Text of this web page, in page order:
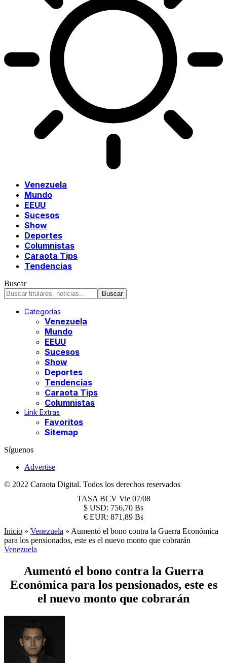
Venezuela
Mundo
EEUU
Sucesos
Show
Deportes
Columnistas
Caraota Tips
Tendencias
Buscar
Categorías
Venezuela
Mundo
EEUU
Sucesos
Show
Deportes
Tendencias
Caraota Tips
Columnistas
Link Extras
Favoritos
Sitemap
Síguenos
Advertise
© 2022 Caraota Digital. Todos los derechos reservados
TASA BCV Vie 07/08
$ USD: 756,70 Bs
€ EUR: 871,89 Bs
Inicio » Venezuela » Aumentó el bono contra la Guerra Económica
para los pensionados, este es el nuevo monto que cobrarán
Venezuela
Aumentó el bono contra la Guerra
Económica para los pensionados, este es
el nuevo monto que cobrarán